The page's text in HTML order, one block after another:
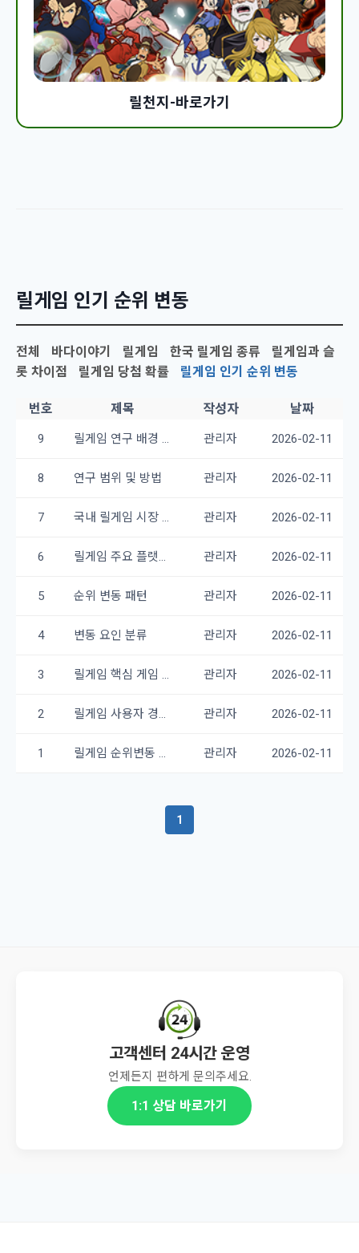
릴천지-바로가기
릴게임 인기 순위 변동
전체 바다이야기 릴게임 한국 릴게임 종류
릴게임과 슬
롯 차이점
릴게임 당첨 확률 릴게임 인기 순위 변동
번호 제목 작성자 날짜
9 릴게임 연구 배경 및 목적 관리자 2026-02-11
8 연구 범위 및 방법 관리자 2026-02-11
7 국내 릴게임 시장 규모 관리자 2026-02-11
6 릴게임 주요 플랫폼 분석 관리자 2026-02-11
5 순위 변동 패턴 관리자 2026-02-11
4 변동 요인 분류 관리자 2026-02-11
3 릴게임 핵심 게임 메커니즘 관리자 2026-02-11
2 릴게임 사용자 경험 요소 관리자 2026-02-11
1 릴게임 순위변동 결론 관리자 2026-02-11
1
고객센터 24시간 운영
언제든지 편하게 문의주세요.
1:1 상담 바로가기